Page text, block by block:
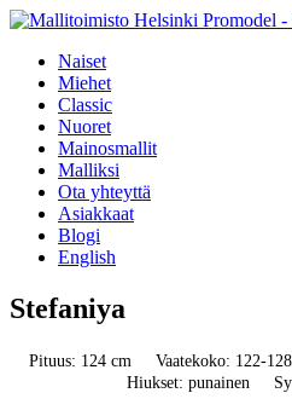
Naiset
Miehet
Classic
Nuoret
Mainosmallit
Malliksi
Ota yhteyttä
Asiakkaat
Blogi
English
Stefaniya
Pituus: 124 cm Vaatekoko: 122-128
Hiukset: punainen